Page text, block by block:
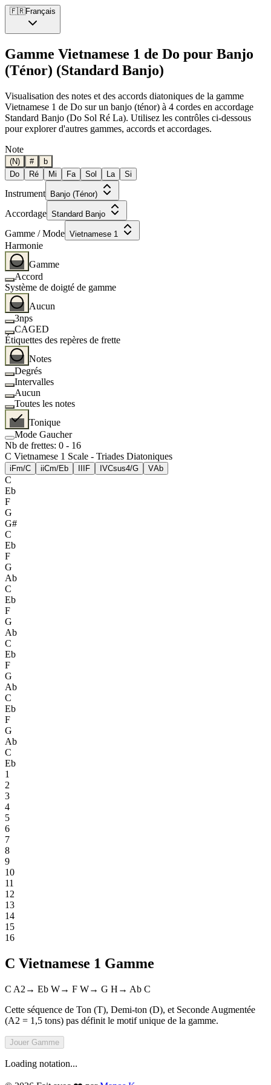
🇫🇷Français
Gamme Vietnamese 1 de Do pour Banjo
(Ténor) (Standard Banjo)
Visualisation des notes et des accords diatoniques de la gamme
Vietnamese 1 de Do sur un banjo (ténor) à 4 cordes en accordage
Standard Banjo (Do Sol Ré La). Utilisez les contrôles ci-dessous
pour explorer d'autres gammes, accords et accordages.
Note
(N) #
b
Do
Ré Mi Fa Sol La Si
Instrument Banjo (Ténor)
Accordage Standard Banjo
Gamme / Mode Vietnamese 1
Harmonie
Gamme
Accord
Système de doigté de gamme
Aucun
3nps
CAGED
Étiquettes des repères de frette
Notes
Degrés
Intervalles
Aucun
Toutes les notes
Tonique
Mode Gaucher
Nb de frettes: 0 - 16
C Vietnamese 1 Scale - Triades Diatoniques
i Fm/C iiCm/Eb F IVCsus4/G VAb
C
Eb
F
G
G#
C
Eb
F
G
Ab
C
Eb
F
G
Ab
C
Eb
F
G
Ab
C
Eb
F
G
Ab
C
Eb
1
2
3
4
5
6
7
8
9
10
11
12
13
14
15
16
C Vietnamese 1 Gamme
C A2 → Eb W→ F W→ G H → Ab C
Cette séquence de Ton (T), Demi-ton (D), et Seconde Augmentée
(A2 = 1,5 tons) pas définit le motif unique de la gamme.
Jouer Gamme
Loading notation...